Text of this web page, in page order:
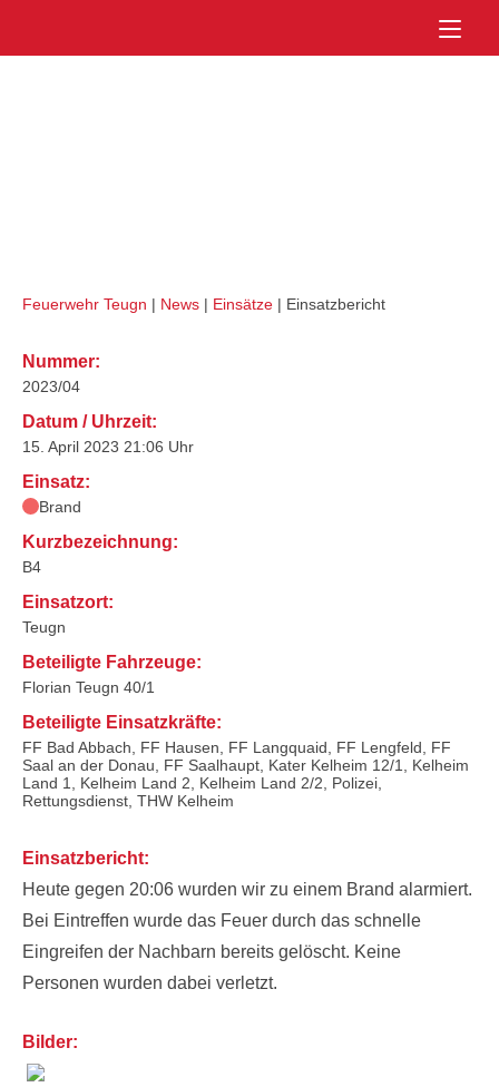
Externes Einsatzmittel:Kater
Feuerwehr Teugn | News | Einsätze | Einsatzbericht
Nummer:
2023/04
Datum / Uhrzeit:
15. April 2023 21:06 Uhr
Einsatz:
Brand
Kurzbezeichnung:
B4
Einsatzort:
Teugn
Beteiligte Fahrzeuge:
Florian Teugn 40/1
Beteiligte Einsatzkräfte:
FF Bad Abbach, FF Hausen, FF Langquaid, FF Lengfeld, FF
Saal an der Donau, FF Saalhaupt, Kater Kelheim 12/1, Kelheim
Land 1, Kelheim Land 2, Kelheim Land 2/2, Polizei,
Rettungsdienst, THW Kelheim
Einsatzbericht:
Heute gegen 20:06 wurden wir zu einem Brand alarmiert.
Bei Eintreffen wurde das Feuer durch das schnelle
Eingreifen der Nachbarn bereits gelöscht. Keine
Personen wurden dabei verletzt.
Bilder: